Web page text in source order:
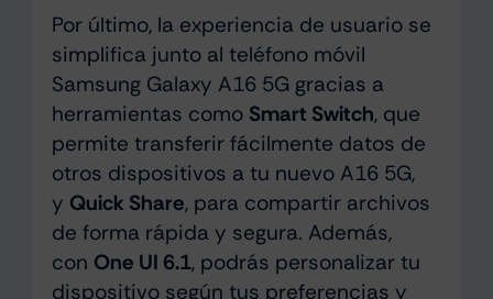
Por último, la experiencia de usuario se
simplifica junto al teléfono móvil
Samsung Galaxy A16 5G gracias a
herramientas como Smart Switch, que
permite transferir fácilmente datos de
otros dispositivos a tu nuevo A16 5G,
y Quick Share, para compartir archivos
de forma rápida y segura. Además,
con One UI 6.1, podrás personalizar tu
dispositivo según tus preferencias y